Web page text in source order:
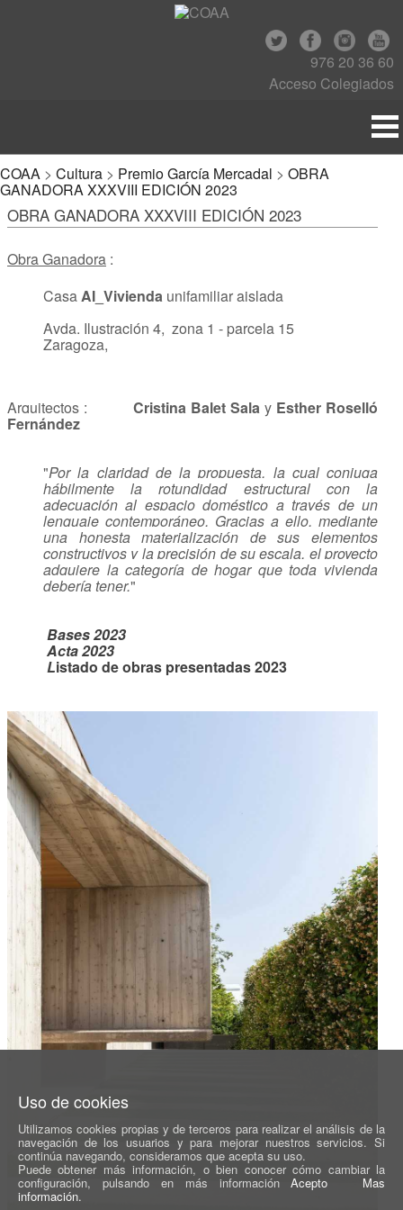
976 20 36 60
Acceso Colegiados
COAA > Cultura > Premio García Mercadal > OBRA
GANADORA XXXVIII EDICIÓN 2023
OBRA GANADORA XXXVIII EDICIÓN 2023
Obra Ganadora :
CasaAI_Vivienda unifamiliar aislada
Avda. Ilustración 4, zona 1 - parcela 15
Zaragoza,
Arquitectos : Cristina Balet Salay Esther Roselló
Fernández
"Por la claridad de la propuesta, la cual conjuga
hábilmente la rotundidad estructural con la
adecuación al espacio doméstico a través de un
lenguaje contemporáneo. Gracias a ello, mediante
una honesta materialización de sus elementos
constructivos y la precisión de su escala, el proyecto
adquiere la categoría de hogar que toda vivienda
debería tener."
Bases 2023
Acta 2023
Listado de obras presentadas 2023
Uso de cookies
Utilizamos cookies propias y de terceros para realizar el análisis de la
navegación de los usuarios y para mejorar nuestros servicios. Si
continúa navegando, consideramos que acepta su uso.
Puede obtener más información, o bien conocer cómo cambiar la
configuración, pulsando en más informaciónAcepto Mas
información.